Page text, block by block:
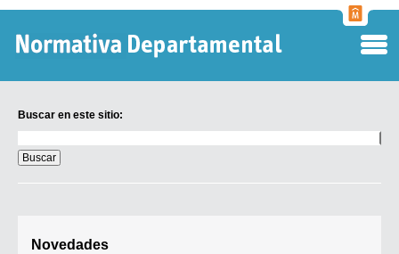
Buscar en este sitio:
en
este
sitio:
Novedades